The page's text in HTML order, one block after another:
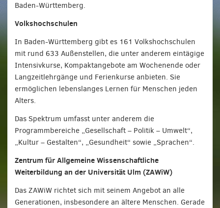
Baden-Württemberg.
Volkshochschulen
In Baden-Württemberg gibt es 161 Volkshochschulen
mit rund 633 Außenstellen, die unter anderem eintägige
Intensivkurse, Kompaktangebote am Wochenende oder
Langzeitlehrgänge und Ferienkurse anbieten. Sie
ermöglichen lebenslanges Lernen für Menschen jeden
Alters.
Das Spektrum umfasst unter anderem die
Programmbereiche „Gesellschaft – Politik – Umwelt“,
„Kultur – Gestalten“, „Gesundheit“ sowie „Sprachen“.
Zentrum für Allgemeine Wissenschaftliche
Weiterbildung an der Universität Ulm (ZAWiW)
Das ZAWiW richtet sich mit seinem Angebot an alle
Generationen, insbesondere an ältere Menschen. Gerade